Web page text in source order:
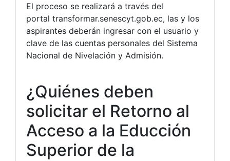
El proceso se realizará a través del
portal transformar.senescyt.gob.ec, las y los
aspirantes deberán ingresar con el usuario y
clave de las cuentas personales del Sistema
Nacional de Nivelación y Admisión.
¿Quiénes deben
solicitar el Retorno al
Acceso a la Educción
Superior de la